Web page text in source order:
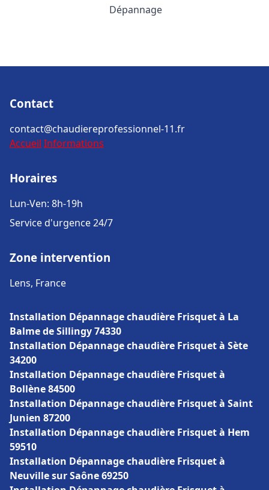
Dépannage
Contact
contact@chaudiereprofessionnel-11.fr
Accueil Informations
Horaires
Lun-Ven: 8h-19h
Service d'urgence 24/7
Zone intervention
Lens, France
Installation Dépannage chaudière Frisquet à La
Balme de Sillingy 74330
Installation Dépannage chaudière Frisquet à Sète
34200
Installation Dépannage chaudière Frisquet à
Bollène 84500
Installation Dépannage chaudière Frisquet à Saint
Junien 87200
Installation Dépannage chaudière Frisquet à Hem
59510
Installation Dépannage chaudière Frisquet à
Neuville sur Saône 69250